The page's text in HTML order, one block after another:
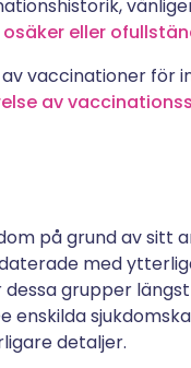
eller
vaccinationer för
av
på grund av sitt
med
grupper
enskilda
detaljer.